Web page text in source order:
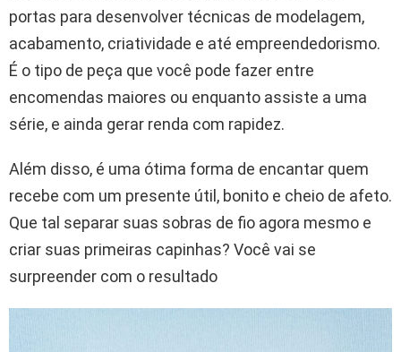
portas para desenvolver técnicas de modelagem,
acabamento, criatividade e até empreendedorismo.
É o tipo de peça que você pode fazer entre
encomendas maiores ou enquanto assiste a uma
série, e ainda gerar renda com rapidez.
Além disso, é uma ótima forma de encantar quem
recebe com um presente útil, bonito e cheio de afeto.
Que tal separar suas sobras de fio agora mesmo e
criar suas primeiras capinhas? Você vai se
surpreender com o resultado